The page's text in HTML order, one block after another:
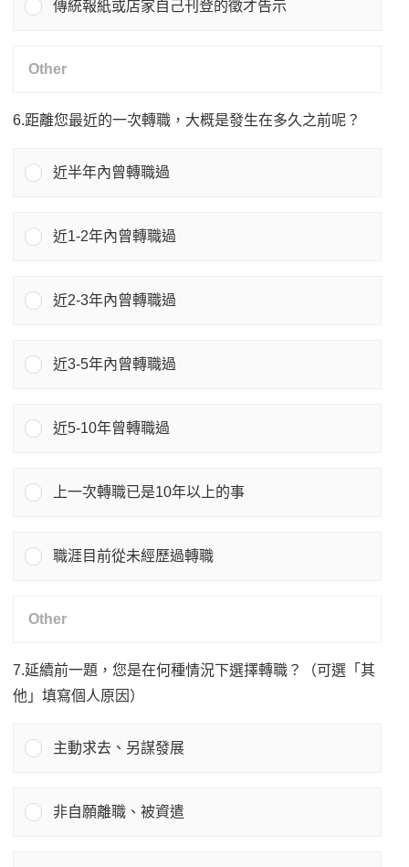
傳統報紙或店家自己刊登的徵才告示
6.距離您最近的一次轉職，大概是發生在多久之前呢？
近半年內曾轉職過
近1-2年內曾轉職過
近2-3年內曾轉職過
近3-5年內曾轉職過
近5-10年曾轉職過
上一次轉職已是10年以上的事
職涯目前從未經歷過轉職
7.延續前一題，您是在何種情況下選擇轉職？（可選「其
他」填寫個人原因）
主動求去、另謀發展
非自願離職、被資遣